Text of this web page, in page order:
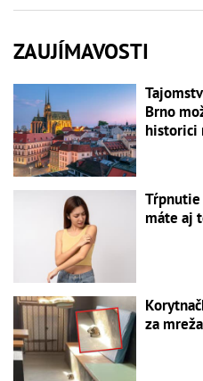
ZAUJÍMAVOSTI
Brno
historici
máte aj
za